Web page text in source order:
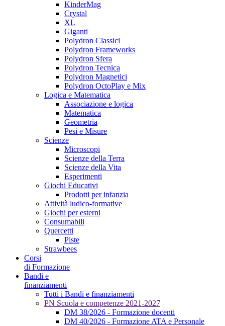
KinderMag
Crystal
XL
Giganti
Polydron Classici
Polydron Frameworks
Polydron Sfera
Polydron Tecnica
Polydron Magnetici
Polydron OctoPlay e Mix
Logica e Matematica
Associazione e logica
Matematica
Geometria
Pesi e Misure
Scienze
Microscopi
Scienze della Terra
Scienze della Vita
Esperimenti
Giochi Educativi
Prodotti per infanzia
Attività ludico-formative
Giochi per esterni
Consumabili
Quercetti
Piste
Strawbees
Corsi
di Formazione
Bandi e
finanziamenti
Tutti i Bandi e finanziamenti
PN Scuola e competenze 2021-2027
DM 38/2026 - Formazione docenti
DM 40/2026 - Formazione ATA e Personale